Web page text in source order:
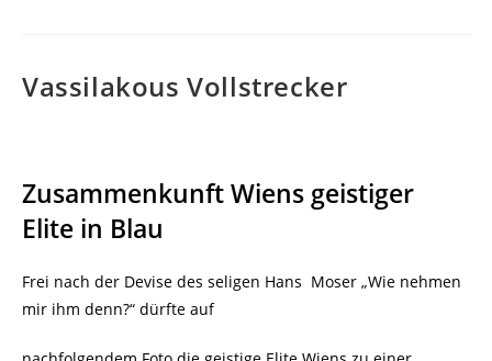
Vassilakous Vollstrecker
Zusammenkunft Wiens geistiger
Elite in Blau
Frei nach der Devise des seligen Hans Moser „Wie nehmen
mir ihm denn?“ dürfte auf